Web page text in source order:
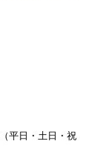
（平日・土日・祝